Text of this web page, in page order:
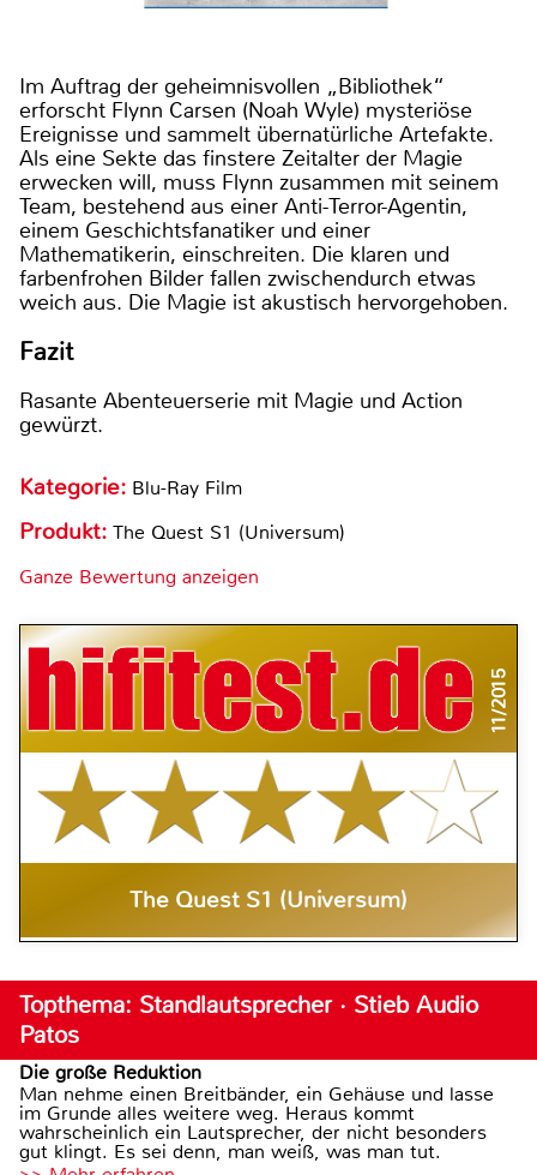
Im Auftrag der geheimnisvollen „Bibliothek“
erforscht Flynn Carsen (Noah Wyle) mysteriöse
Ereignisse und sammelt übernatürliche Artefakte.
Als eine Sekte das finstere Zeitalter der Magie
erwecken will, muss Flynn zusammen mit seinem
Team, bestehend aus einer Anti-Terror-Agentin,
einem Geschichtsfanatiker und einer
Mathematikerin, einschreiten. Die klaren und
farbenfrohen Bilder fallen zwischendurch etwas
weich aus. Die Magie ist akustisch hervorgehoben.
Fazit
Rasante Abenteuerserie mit Magie und Action
gewürzt.
Kategorie: Blu-Ray Film
Produkt: The Quest S1 (Universum)
Ganze Bewertung anzeigen
11/2015
The Quest S1 (Universum)
Topthema: Standlautsprecher · Stieb Audio
Patos
Die große Reduktion
Man nehme einen Breitbänder, ein Gehäuse und lasse
im Grunde alles weitere weg. Heraus kommt
wahrscheinlich ein Lautsprecher, der nicht besonders
gut klingt. Es sei denn, man weiß, was man tut.